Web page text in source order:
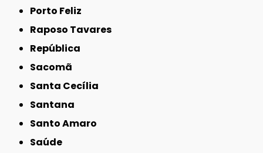
Porto Feliz
Raposo Tavares
República
Sacomã
Santa Cecília
Santana
Santo Amaro
Saúde